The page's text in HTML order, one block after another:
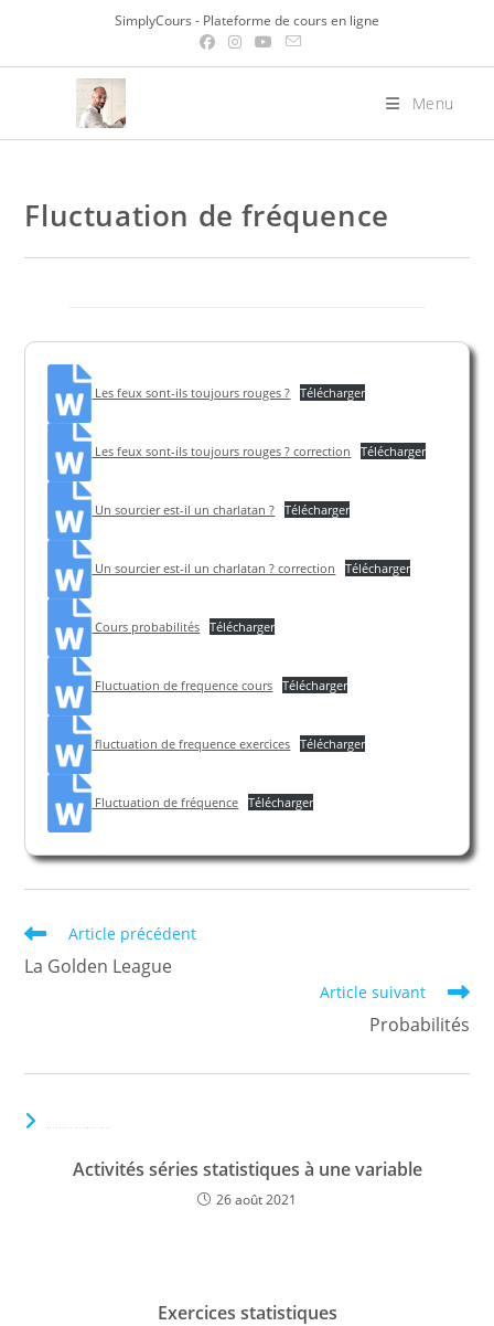
content
SimplyCours - Plateforme de cours en ligne
Menu
Fluctuation de fréquence
Les feux sont-ils toujours rouges ? Télécharger
Les feux sont-ils toujours rouges ? correction Télécharger
Un sourcier est-il un charlatan ? Télécharger
Un sourcier est-il un charlatan ? correction Télécharger
Cours probabilités Télécharger
Fluctuation de frequence cours Télécharger
fluctuation de frequence exercices Télécharger
Fluctuation de fréquence Télécharger
Read
articles
Article précédent
La Golden League
Article suivant
Probabilités
Activités séries statistiques à une variable
26 août 2021
Exercices statistiques